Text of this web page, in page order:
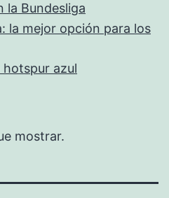
la Bundesliga
la mejor opción para los
azul
mostrar.